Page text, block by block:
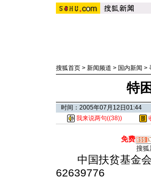
搜狐首页 > 新闻频道 > 国内新闻 >
特
时间：2005年07月12日
我来说两句((38))
免费
搜狐
中国扶贫基金会
62639776